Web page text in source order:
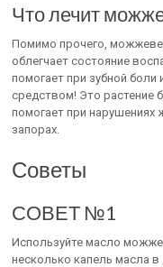
Что лечит
Помимо прочего,
облегчает состояние
помогает при зубной
средством! Это растение
помогает при нарушениях
запорах.
Советы
СОВЕТ №1
Используйте масло
несколько капель масла